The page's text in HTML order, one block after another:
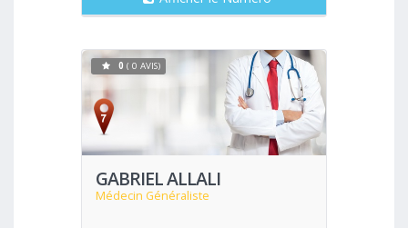
GABRIEL ALLALI
Médecin Généraliste
Voir
0 ( 0 AVIS)